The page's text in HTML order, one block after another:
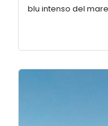
blu intenso del